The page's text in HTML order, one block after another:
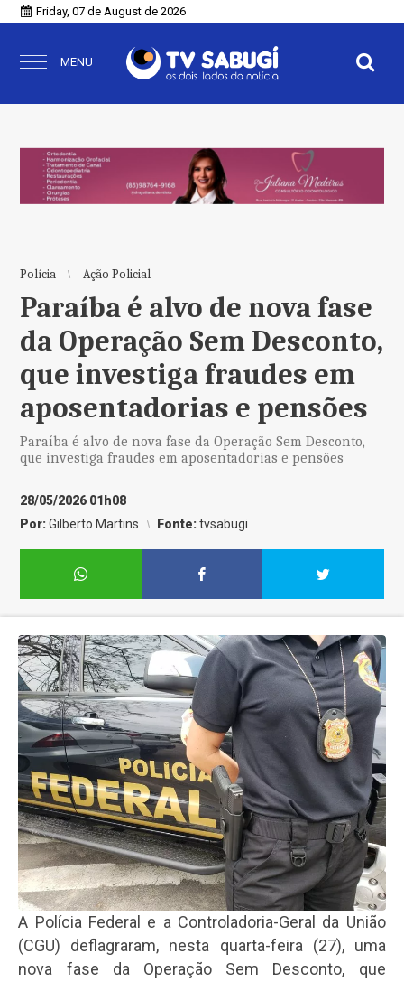
Friday, 07 de August de 2026
MENU
Polícia Ação Policial
Paraíba é alvo de nova fase
da Operação Sem Desconto,
que investiga fraudes em
aposentadorias e pensões
Paraíba é alvo de nova fase da Operação Sem Desconto,
que investiga fraudes em aposentadorias e pensões
28/05/2026 01h08
Por:Gilberto Martins Fonte:tvsabugi
A Polícia Federal e a Controladoria-Geral da União
(CGU) deflagraram, nesta quarta-feira (27), uma
nova fase da Operação Sem Desconto, que